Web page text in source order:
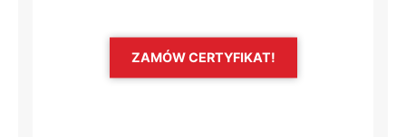
ZAMÓW CERTYFIKAT!